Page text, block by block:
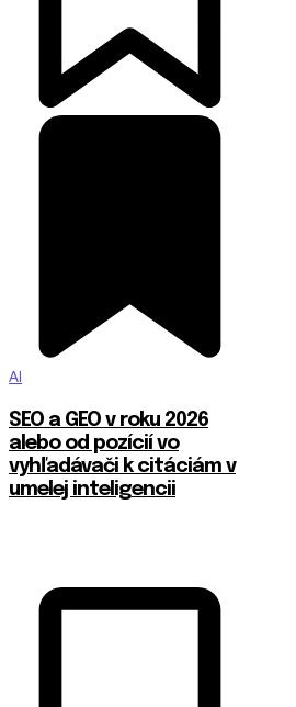
AI
SEO a GEO v roku 2026
alebo od pozícií vo
vyhľadávači k citáciám v
umelej inteligencii